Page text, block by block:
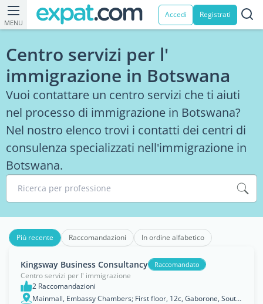
MENU
Accedi Registrati
Centro servizi per l'
immigrazione in Botswana
Vuoi contattare un centro servizi che ti aiuti
nel processo di immigrazione in Botswana?
Nel nostro elenco trovi i contatti dei centri di
consulenza specializzati nell'immigrazione in
Botswana.
Ricerca per professione
Più recente Raccomandazioni In ordine alfabetico
Kingsway Business Consultancy Raccomandato
Centro servizi per l' immigrazione
2 Raccomandazioni
Mainmall, Embassy Chambers; First floor, 12c, Gaborone, South East